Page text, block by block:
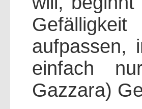
aufpassen,
einfach
Gazzara)